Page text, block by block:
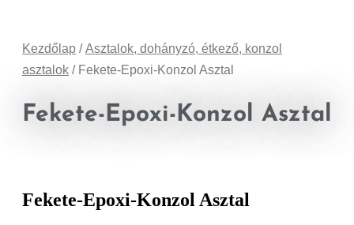
Kezdőlap /Asztalok, dohányzó, étkező, konzol
asztalok / Fekete-Epoxi-Konzol Asztal
Fekete-Epoxi-Konzol Asztal
Fekete-Epoxi-Konzol Asztal